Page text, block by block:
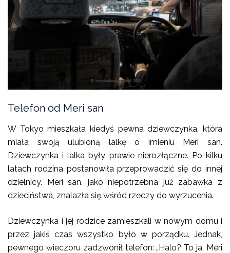
Telefon od Meri san
W Tokyo mieszkała kiedyś pewna dziewczynka, która
miała swoją ulubioną lalkę o imieniu Meri san.
Dziewczynka i lalka były prawie nierozłączne. Po kilku
latach rodzina postanowiła przeprowadzić się do innej
dzielnicy. Meri san, jako niepotrzebna już zabawka z
dzieciństwa, znalazła się wśród rzeczy do wyrzucenia.
Dziewczynka i jej rodzice zamieszkali w nowym domu i
przez jakiś czas wszystko było w porządku. Jednak,
pewnego wieczoru zadzwonił telefon: „Halo? To ja, Meri